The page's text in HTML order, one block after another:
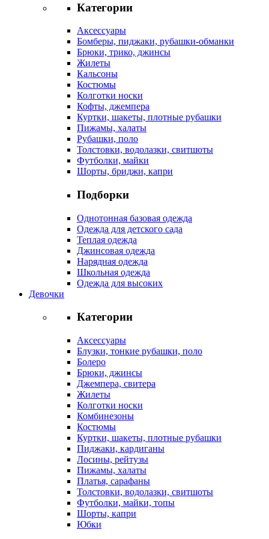
Категории
Аксессуары
Бомберы, пиджаки, рубашки-обманки
Брюки, трико, джинсы
Жилеты
Кальсоны
Костюмы
Колготки носки
Кофты, джемпера
Куртки, шакеты, плотные рубашки
Пижамы, халаты
Рубашки, поло
Толстовки, водолазки, свитшоты
Футболки, майки
Шорты, бриджи, капри
Подборки
Однотонная базовая одежда
Одежда для детского сада
Теплая одежда
Джинсовая одежда
Нарядная одежда
Школьная одежда
Одежда для высоких
Девочки
Категории
Аксессуары
Блузки, тонкие рубашки, поло
Болеро
Брюки, джинсы
Джемпера, свитера
Жилеты
Колготки носки
Комбинезоны
Костюмы
Куртки, шакеты, плотные рубашки
Пиджаки, кардиганы
Лосины, рейтузы
Пижамы, халаты
Платья, сарафаны
Толстовки, водолазки, свитшоты
Футболки, майки, топы
Шорты, капри
Юбки